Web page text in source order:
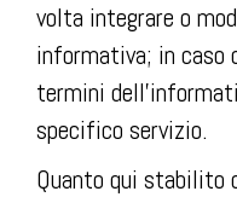
volta integrare o
informativa; in caso
termini
specifico servizio.
Quanto qui stabilito